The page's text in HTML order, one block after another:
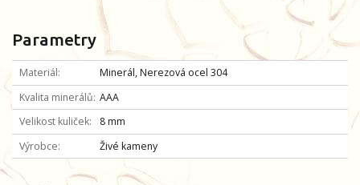
Parametry
Materiál
Minerál, Nerezová ocel 304
Kvalita minerálů AAA
Velikost kuliček
8 mm
Výrobce
Živé kameny